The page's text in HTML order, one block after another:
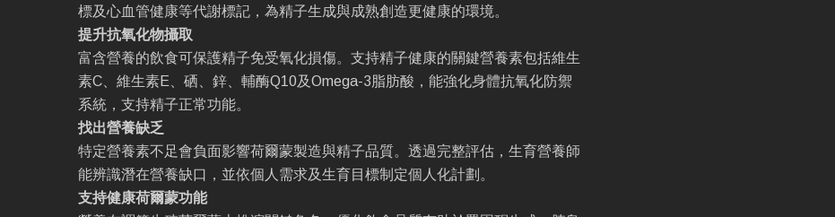
標及心血管健康等代謝標記，為精子生成與成熟創造更健康的環境。
提升抗氧化物攝取
富含營養的飲食可保護精子免受氧化損傷。支持精子健康的關鍵營養素包括維生
素C、維生素E、硒、鋅、輔酶Q10及Omega-3脂肪酸，能強化身體抗氧化防禦
系統，支持精子正常功能。
找出營養缺乏
特定營養素不足會負面影響荷爾蒙製造與精子品質。透過完整評估，生育營養師
能辨識潛在營養缺口，並依個人需求及生育目標制定個人化計劃。
支持健康荷爾蒙功能